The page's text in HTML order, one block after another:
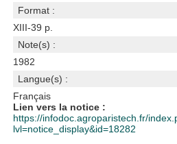
Format :
XIII-39 p.
Note(s) :
1982
Langue(s) :
Français
Lien vers la notice :
https://infodoc.agroparistech.fr/
lvl=notice_display&id=18282